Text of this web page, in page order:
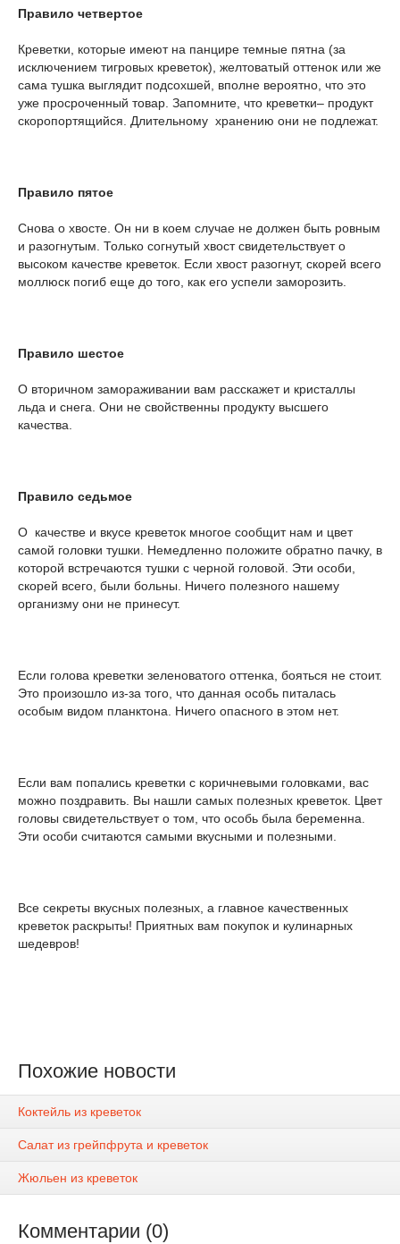
Правило четвертое
Креветки, которые имеют на панцире темные пятна (за
исключением тигровых креветок), желтоватый оттенок или же
сама тушка выглядит подсохшей, вполне вероятно, что это
уже просроченный товар. Запомните, что креветки– продукт
скоропортящийся. Длительному хранению они не подлежат.
Правило пятое
Снова о хвосте. Он ни в коем случае не должен быть ровным
и разогнутым. Только согнутый хвост свидетельствует о
высоком качестве креветок. Если хвост разогнут, скорей всего
моллюск погиб еще до того, как его успели заморозить.
Правило шестое
О вторичном замораживании вам расскажет и кристаллы
льда и снега. Они не свойственны продукту высшего
качества.
Правило седьмое
О качестве и вкусе креветок многое сообщит нам и цвет
самой головки тушки. Немедленно положите обратно пачку, в
которой встречаются тушки с черной головой. Эти особи,
скорей всего, были больны. Ничего полезного нашему
организму они не принесут.
Если голова креветки зеленоватого оттенка, бояться не стоит.
Это произошло из-за того, что данная особь питалась
особым видом планктона. Ничего опасного в этом нет.
Если вам попались креветки с коричневыми головками, вас
можно поздравить. Вы нашли самых полезных креветок. Цвет
головы свидетельствует о том, что особь была беременна.
Эти особи считаются самыми вкусными и полезными.
Все секреты вкусных полезных, а главное качественных
креветок раскрыты! Приятных вам покупок и кулинарных
шедевров!
Похожие новости
Коктейль из креветок
Салат из грейпфрута и креветок
Жюльен из креветок
Комментарии (0)